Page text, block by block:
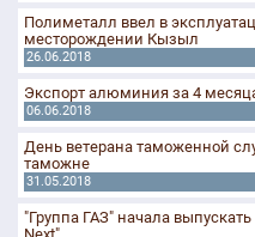
Полиметалл ввел в
месторождении Кызыл
26.06.2018
Экспорт алюминия за 4
06.06.2018
День ветерана таможенной
таможне
31.05.2018
"Группа ГАЗ" начала